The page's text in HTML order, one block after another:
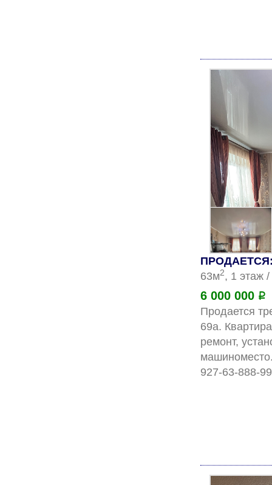
ПРОДАЕТСЯ:
63м2, 1 этаж
6 000 000 Р
Продается
69а.
ремонт,